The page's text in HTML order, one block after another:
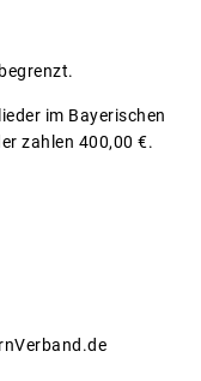
im Bayerischen
zahlen 400,00 €.